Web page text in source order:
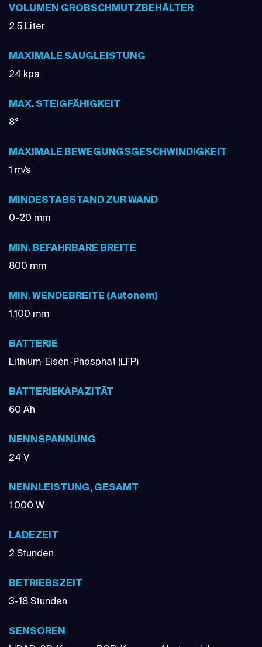
VOLUMEN GROBSCHMUTZBEHÄLTER
2.5 Liter
MAXIMALE SAUGLEISTUNG
24 kpa
MAX. STEIGFÄHIGKEIT
8°
MAXIMALE BEWEGUNGSGESCHWINDIGKEIT
1 m/s
MINDESTABSTAND ZUR WAND
0-20 mm
MIN. BEFAHRBARE BREITE
800 mm
MIN. WENDEBREITE (Autonom)
1.100 mm
BATTERIE
Lithium-Eisen-Phosphat (LFP)
BATTERIEKAPAZITÄT
60 Ah
NENNSPANNUNG
24 V
NENNLEISTUNG, GESAMT
1.000 W
LADEZEIT
2 Stunden
BETRIEBSZEIT
3-18 Stunden
SENSOREN